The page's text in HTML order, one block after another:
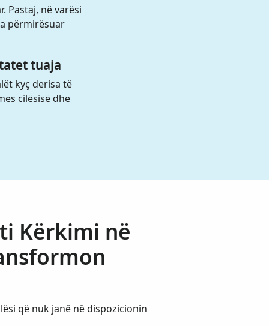
Pastaj, në varësi
përmirësuar
tuaja
kyç derisa të
cilësisë dhe
Kërkimi në
që nuk janë në dispozicionin